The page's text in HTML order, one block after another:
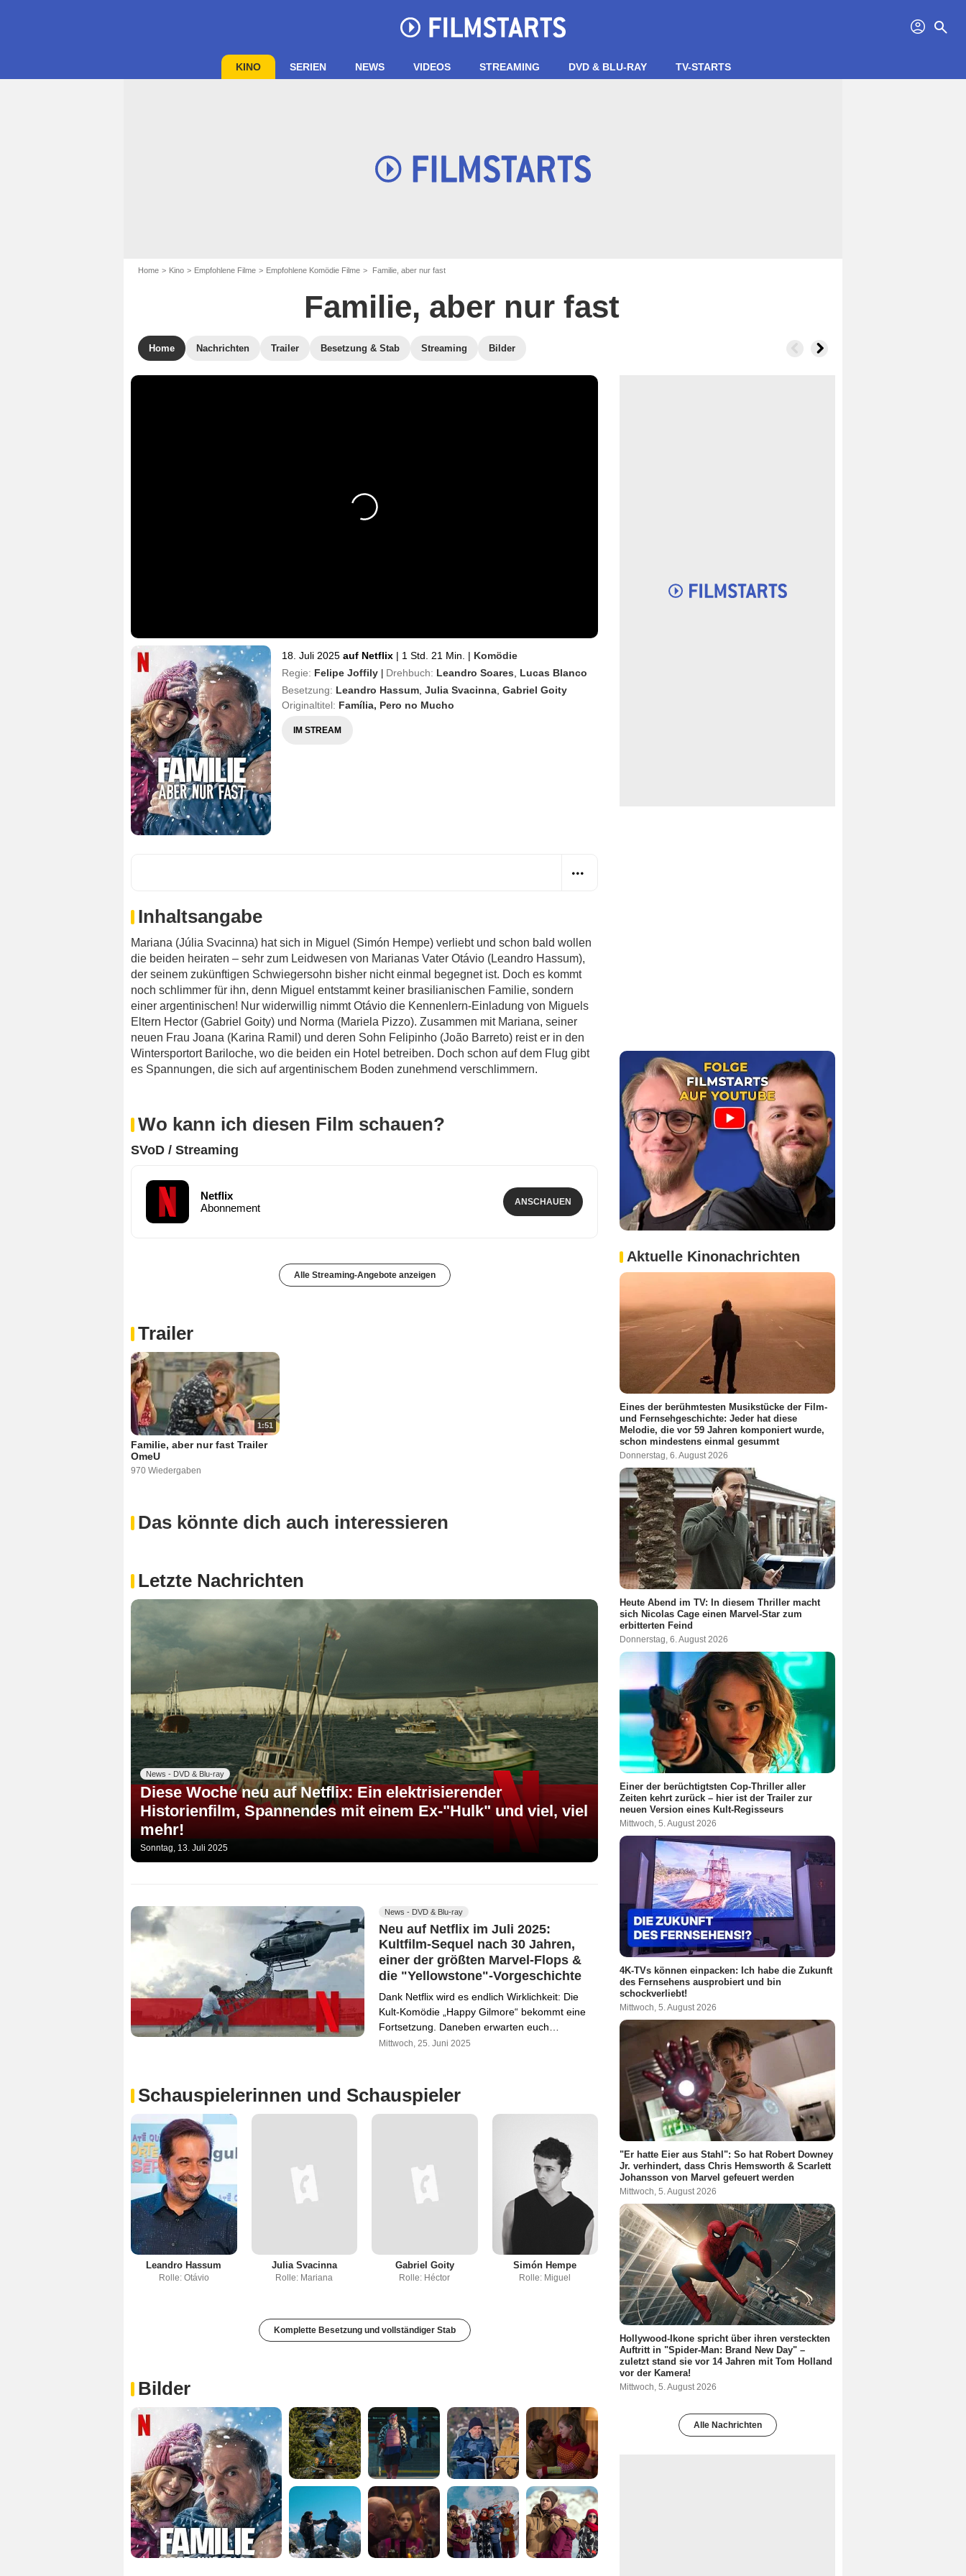
profil search
KINO SERIEN NEWS VIDEOS STREAMING DVD & BLU-RAY TV-STARTS
Home Kino Empfohlene Filme Empfohlene Komödie Filme Familie, aber nur fast
Familie, aber nur fast
Home Nachrichten Trailer Besetzung & Stab Streaming Bilder
18. Juli 2025 auf Netflix | 1 Std. 21 Min. | Komödie
Regie: Felipe Joffily | Drehbuch: Leandro Soares
Lucas Blanco
Besetzung: Leandro Hassum Julia Svacinna Gabriel Goity
Originaltitel: Família, Pero no Mucho
IM STREAM
Inhaltsangabe
Mariana (Júlia Svacinna) hat sich in Miguel (Simón Hempe) verliebt und schon bald wollen
die beiden heiraten – sehr zum Leidwesen von Marianas Vater Otávio (Leandro Hassum),
der seinem zukünftigen Schwiegersohn bisher nicht einmal begegnet ist. Doch es kommt
noch schlimmer für ihn, denn Miguel entstammt keiner brasilianischen Familie, sondern
einer argentinischen! Nur widerwillig nimmt Otávio die Kennenlern-Einladung von Miguels
Eltern Hector (Gabriel Goity) und Norma (Mariela Pizzo). Zusammen mit Mariana, seiner
neuen Frau Joana (Karina Ramil) und deren Sohn Felipinho (João Barreto) reist er in den
Wintersportort Bariloche, wo die beiden ein Hotel betreiben. Doch schon auf dem Flug gibt
es Spannungen, die sich auf argentinischem Boden zunehmend verschlimmern.
Wo kann ich diesen Film schauen?
SVoD / Streaming
Netflix
Abonnement
ANSCHAUEN
Alle Streaming-Angebote anzeigen
Trailer
1:51
Familie, aber nur fast Trailer
OmeU
970 Wiedergaben
Das könnte dich auch interessieren
Letzte Nachrichten
News - DVD & Blu-ray
Diese Woche neu auf Netflix: Ein elektrisierender
Historienfilm, Spannendes mit einem Ex-"Hulk" und viel, viel
mehr!
Sonntag, 13. Juli 2025
News - DVD & Blu-ray
Neu auf Netflix im Juli 2025:
Kultfilm-Sequel nach 30 Jahren,
einer der größten Marvel-Flops &
die "Yellowstone"-Vorgeschichte
Dank Netflix wird es endlich Wirklichkeit: Die
Kult-Komödie „Happy Gilmore“ bekommt eine
Fortsetzung. Daneben erwarten euch…
Mittwoch, 25. Juni 2025
Schauspielerinnen und Schauspieler
Leandro Hassum
Rolle: Otávio
Julia Svacinna
Rolle: Mariana
Gabriel Goity
Rolle: Héctor
Simón Hempe
Rolle: Miguel
Komplette Besetzung und vollständiger Stab
Bilder
Aktuelle Kinonachrichten
Eines der berühmtesten Musikstücke der Film-
und Fernsehgeschichte: Jeder hat diese
Melodie, die vor 59 Jahren komponiert wurde,
schon mindestens einmal gesummt
Donnerstag, 6. August 2026
Heute Abend im TV: In diesem Thriller macht
sich Nicolas Cage einen Marvel-Star zum
erbitterten Feind
Donnerstag, 6. August 2026
Einer der berüchtigtsten Cop-Thriller aller
Zeiten kehrt zurück – hier ist der Trailer zur
neuen Version eines Kult-Regisseurs
Mittwoch, 5. August 2026
4K-TVs können einpacken: Ich habe die Zukunft
des Fernsehens ausprobiert und bin
schockverliebt!
Mittwoch, 5. August 2026
"Er hatte Eier aus Stahl": So hat Robert Downey
Jr. verhindert, dass Chris Hemsworth & Scarlett
Johansson von Marvel gefeuert werden
Mittwoch, 5. August 2026
Hollywood-Ikone spricht über ihren versteckten
Auftritt in "Spider-Man: Brand New Day" –
zuletzt stand sie vor 14 Jahren mit Tom Holland
vor der Kamera!
Mittwoch, 5. August 2026
Alle Nachrichten